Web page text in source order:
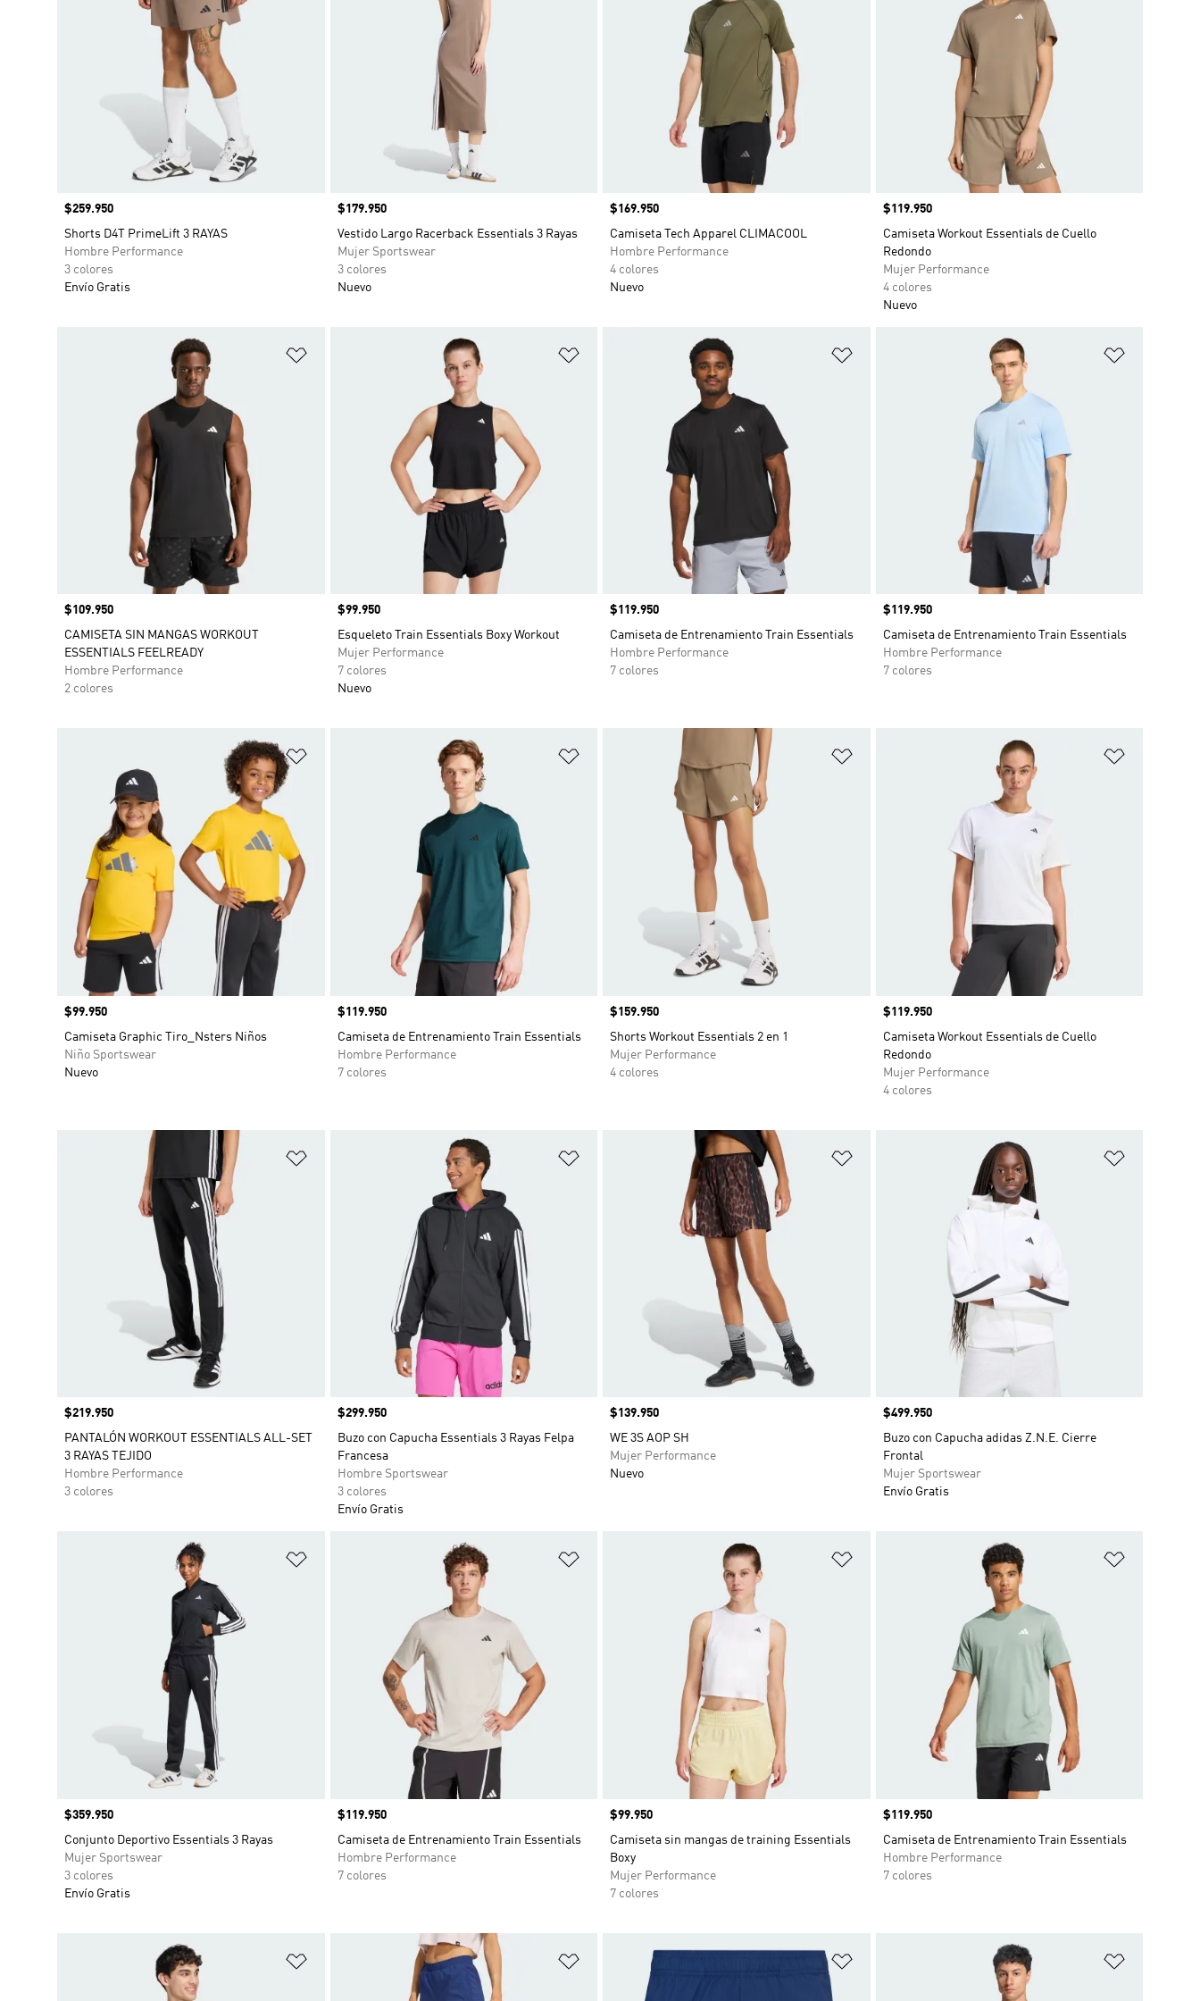
Precio
$259.950
Shorts D4T PrimeLift 3 RAYAS
Hombre Performance
3 colores
Envío Gratis
Precio
$179.950
Vestido Largo Racerback Essentials 3 Rayas
Mujer Sportswear
3 colores
Nuevo
Precio
$169.950
Camiseta Tech Apparel CLIMACOOL
Hombre Performance
4 colores
Nuevo
Precio
$119.950
Camiseta Workout Essentials de Cuello
Redondo
Mujer Performance
4 colores
Nuevo
Añadir a la lista de deseos
Precio
$109.950
CAMISETA SIN MANGAS WORKOUT
ESSENTIALS FEELREADY
Hombre Performance
2 colores
Añadir a la lista de deseos
Precio
$99.950
Esqueleto Train Essentials Boxy Workout
Mujer Performance
7 colores
Nuevo
Añadir a la lista de deseos
Precio
$119.950
Camiseta de Entrenamiento Train Essentials
Hombre Performance
7 colores
Precio
$119.950
Camiseta de Entrenamiento Train Essentials
Hombre Performance
7 colores
Añadir a la lista de deseos
Precio
$99.950
Camiseta Graphic Tiro_Nsters Niños
Niño Sportswear
Nuevo
Añadir a la lista de deseos
Precio
$119.950
Camiseta de Entrenamiento Train Essentials
Hombre Performance
7 colores
Añadir a la lista de deseos
Precio
$159.950
Shorts Workout Essentials 2 en 1
Mujer Performance
4 colores
Precio
$119.950
Camiseta Workout Essentials de Cuello
Redondo
Mujer Performance
4 colores
Añadir a la lista de deseos
Precio
$219.950
PANTALÓN WORKOUT ESSENTIALS ALL-SET
3 RAYAS TEJIDO
Hombre Performance
3 colores
Añadir a la lista de deseos
Precio
$299.950
Buzo con Capucha Essentials 3 Rayas Felpa
Francesa
Hombre Sportswear
3 colores
Envío Gratis
Añadir a la lista de deseos
Precio
$139.950
WE 3S AOP SH
Mujer Performance
Nuevo
Precio
$499.950
Buzo con Capucha adidas Z.N.E. Cierre
Frontal
Mujer Sportswear
Envío Gratis
Añadir a la lista de deseos
Precio
$359.950
Conjunto Deportivo Essentials 3 Rayas
Mujer Sportswear
3 colores
Envío Gratis
Añadir a la lista de deseos
Precio
$119.950
Camiseta de Entrenamiento Train Essentials
Hombre Performance
7 colores
Añadir a la lista de deseos
Precio
$99.950
Camiseta sin mangas de training Essentials
Boxy
Mujer Performance
7 colores
Precio
$119.950
Camiseta de Entrenamiento Train Essentials
Hombre Performance
7 colores
Añadir a la lista de deseos Añadir a la lista de deseos Añadir a la lista de deseos